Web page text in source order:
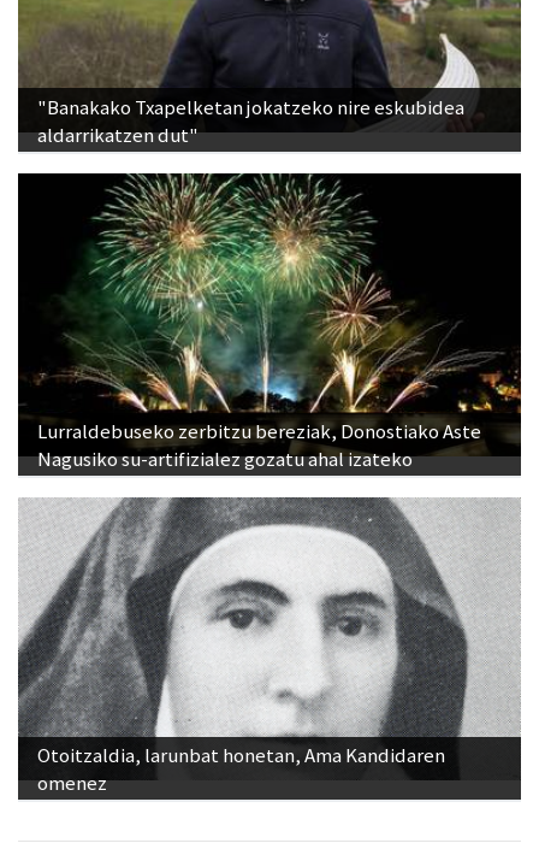
"Banakako Txapelketan jokatzeko nire eskubidea
aldarrikatzen dut"
Lurraldebuseko zerbitzu bereziak, Donostiako Aste
Nagusiko su-artifizialez gozatu ahal izateko
Otoitzaldia, larunbat honetan, Ama Kandidaren
omenez